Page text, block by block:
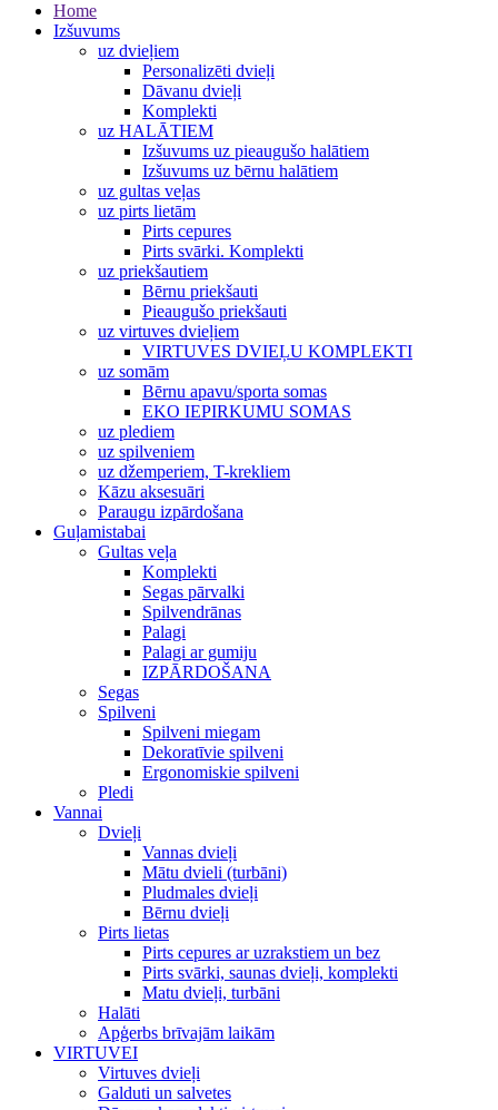
Home
Izšuvums
uz dvieļiem
Personalizēti dvieļi
Dāvanu dvieļi
Komplekti
uz HALĀTIEM
Izšuvums uz pieaugušo halātiem
Izšuvums uz bērnu halātiem
uz gultas veļas
uz pirts lietām
Pirts cepures
Pirts svārki. Komplekti
uz priekšautiem
Bērnu priekšauti
Pieaugušo priekšauti
uz virtuves dvieļiem
VIRTUVES DVIEĻU KOMPLEKTI
uz somām
Bērnu apavu/sporta somas
EKO IEPIRKUMU SOMAS
uz plediem
uz spilveniem
uz džemperiem, T-krekliem
Kāzu aksesuāri
Paraugu izpārdošana
Guļamistabai
Gultas veļa
Komplekti
Segas pārvalki
Spilvendrānas
Palagi
Palagi ar gumiju
IZPĀRDOŠANA
Segas
Spilveni
Spilveni miegam
Dekoratīvie spilveni
Ergonomiskie spilveni
Pledi
Vannai
Dvieļi
Vannas dvieļi
Mātu dvieli (turbāni)
Pludmales dvieļi
Bērnu dvieļi
Pirts lietas
Pirts cepures ar uzrakstiem un bez
Pirts svārki, saunas dvieļi, komplekti
Matu dvieļi, turbāni
Halāti
Apģerbs brīvajām laikām
VIRTUVEI
Virtuves dvieļi
Galduti un salvetes